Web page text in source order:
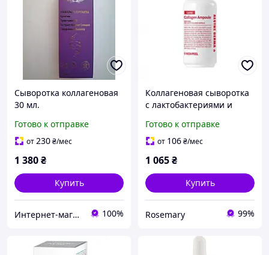
Сыворотка коллагеновая
30 мл.
Готово к отправке
от230₴/мес
1 380₴
Купить
Интернет-магазин "Домашняя аптечка" 100%
Коллагеновая сыворотка
с лактобактериями и
Peel Red Lacto Collagen
Ampoule, 70 мл
Готово к отправке
от 106₴/мес
1 065₴
Купить
Rosemary 99%